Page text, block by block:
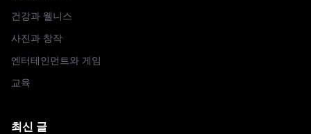
건강과 웰니스
사진과 창작
엔터테인먼트와 게임
교육
최신 글